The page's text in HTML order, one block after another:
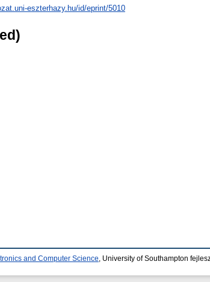
eszterhazy.hu/id/eprint/5010
and Computer Science , University of Southampton